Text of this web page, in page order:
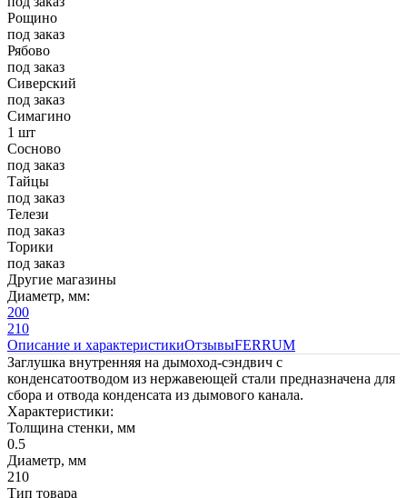
Рощино
под заказ
Рябово
под заказ
Сиверский
под заказ
Симагино
1 шт
Сосново
под заказ
Тайцы
под заказ
Телези
под заказ
Торики
под заказ
Другие магазины
Диаметр, мм:
200
210
Описание и характеристикиОтзывыFERRUM
Заглушка внутренняя на дымоход-сэндвич с
конденсатоотводом из нержавеющей стали предназначена для
сбора и отвода конденсата из дымового канала.
Характеристики:
Толщина стенки, мм
0.5
Диаметр, мм
210
Тип товара